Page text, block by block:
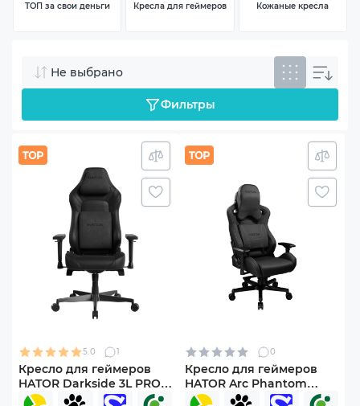
ТОП за свои деньги Кресла для геймеров Кожаные кресла
Не выбрано
Фильтры
5.0 1
Кресло для геймеров
HATOR Darkside 3L PRO
PU (HTC3200L) Black
0
Кресло для геймеров
HATOR Arc Phantom
Black